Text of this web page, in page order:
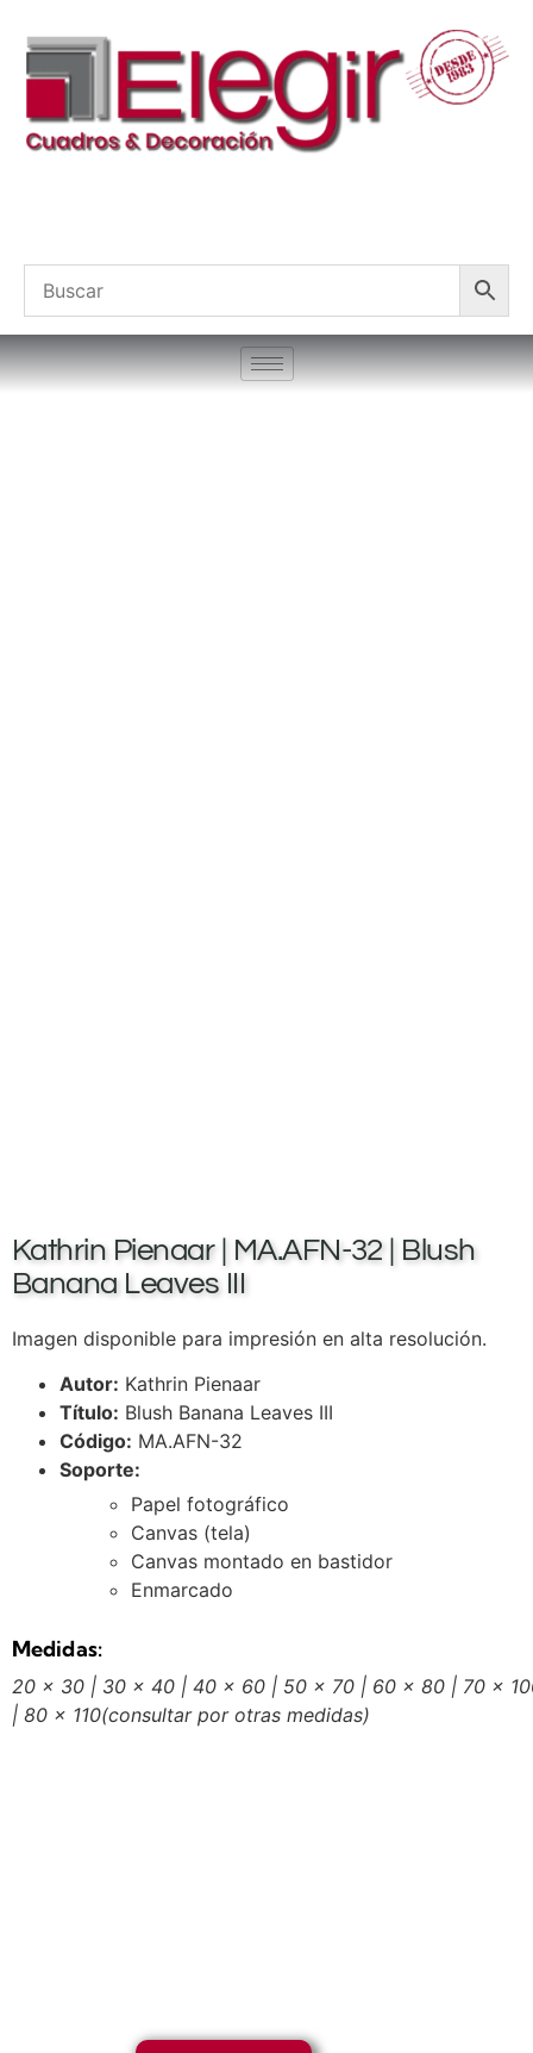
Kathrin Pienaar | MA.AFN-32 | Blush
Banana Leaves III
Imagen disponible para impresión en alta resolución.
Autor: Kathrin Pienaar
Título: Blush Banana Leaves III
Código: MA.AFN-32
Soporte:
Papel fotográfico
Canvas (tela)
Canvas montado en bastidor
Enmarcado
Medidas:
20 x 30 | 30 x 40 | 40 x 60 | 50 x 70 | 60 x 80 | 70 x
| 80 x 110(consultar por otras medidas)